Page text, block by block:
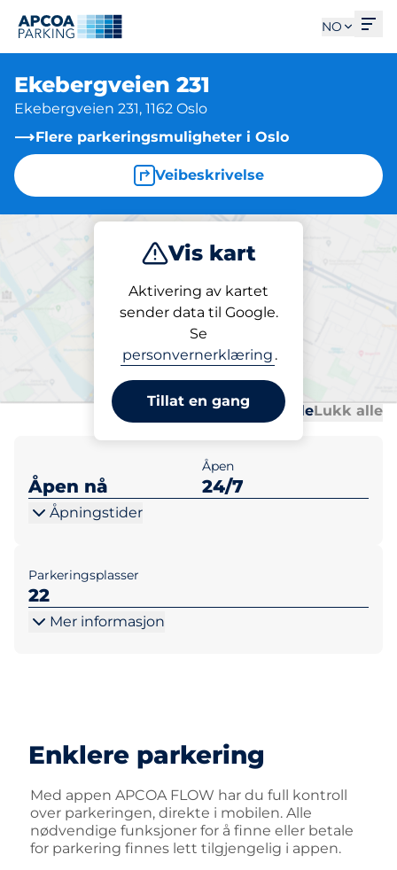
NO
Ekebergveien 231
Ekebergveien 231, 1162 Oslo
Flere parkeringsmuligheter i Oslo
Veibeskrivelse
Vis kart
Aktivering av kartet
sender data til Google.
Se
personvernerklæring .
Tillat en gang
Parkering
Parkering
Ekebergveien 231
Åpne alleLukk alle
Åpen nå
Åpen
24/7
Åpningstider
Parkeringsplasser
22
Mer informasjon
Enklere parkering
Med appen APCOA FLOW har du full kontroll
over parkeringen, direkte i mobilen. Alle
nødvendige funksjoner for å finne eller betale
for parkering finnes lett tilgjengelig i appen.